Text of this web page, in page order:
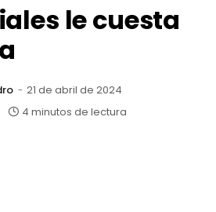
le cuesta
21 de abril de 2024
4 minutos de lectura